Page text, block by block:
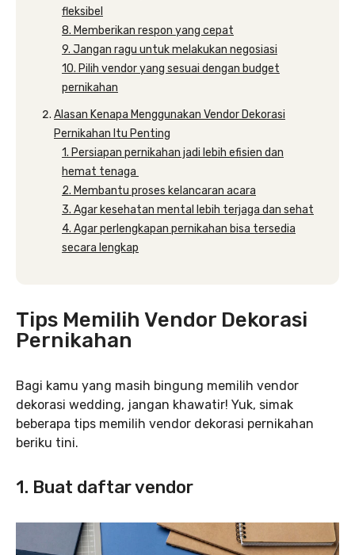
fleksibel
8. Memberikan respon yang cepat
9. Jangan ragu untuk melakukan negosiasi
10. Pilih vendor yang sesuai dengan budget
pernikahan
Alasan Kenapa Menggunakan Vendor Dekorasi
Pernikahan Itu Penting
1. Persiapan pernikahan jadi lebih efisien dan
hemat tenaga
2. Membantu proses kelancaran acara
3. Agar kesehatan mental lebih terjaga dan sehat
4. Agar perlengkapan pernikahan bisa tersedia
secara lengkap
Tips Memilih Vendor Dekorasi
Pernikahan
Bagi kamu yang masih bingung memilih vendor
dekorasi wedding, jangan khawatir! Yuk, simak
beberapa tips memilih vendor dekorasi pernikahan
beriku tini.
1. Buat daftar vendor